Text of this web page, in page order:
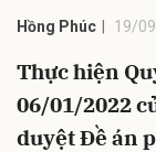
Hồng Phúc 19/
Thực hiện
06/01/2022
duyệt Đề án